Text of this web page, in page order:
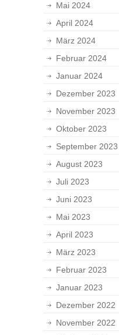
Mai 2024
April 2024
März 2024
Februar 2024
Januar 2024
Dezember 2023
November 2023
Oktober 2023
September 2023
August 2023
Juli 2023
Juni 2023
Mai 2023
April 2023
März 2023
Februar 2023
Januar 2023
Dezember 2022
November 2022